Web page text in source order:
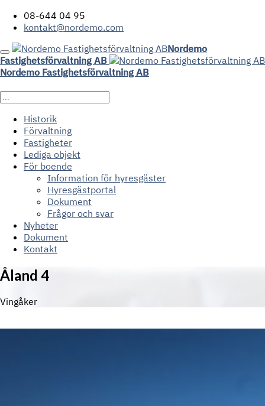
08-644 04 95
kontakt@nordemo.com
Nordemo
Fastighetsförvaltning AB
Nordemo Fastighetsförvaltning AB
Historik
Förvaltning
Fastigheter
Lediga objekt
För boende
Information för hyresgäster
Hyresgästportal
Dokument
Frågor och svar
Nyheter
Dokument
Kontakt
Åland 4
Vingåker